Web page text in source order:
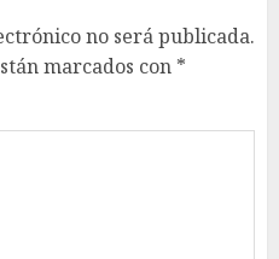
no será publicada.
marcados con *